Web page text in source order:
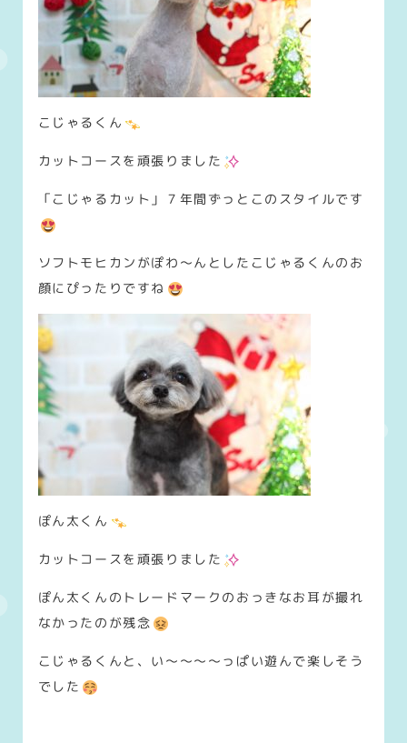
こじゃるくん
カットコースを頑張りました
「こじゃるカット」７年間ずっとこのスタイルです
ソフトモヒカンがぽわ～んとしたこじゃるくんのお
顔にぴったりですね
ぽん太くん
カットコースを頑張りました
ぽん太くんのトレードマークのおっきなお耳が撮れ
なかったのが残念
こじゃるくんと、い～～～～っぱい遊んで楽しそう
でした